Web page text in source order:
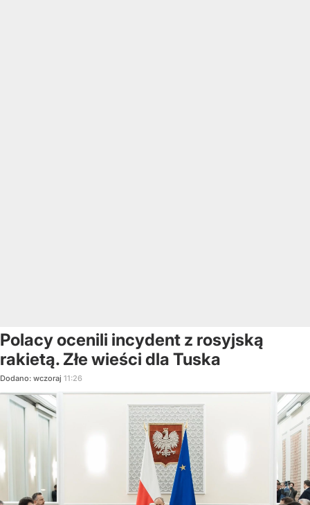
Polacy ocenili incydent z rosyjską
rakietą. Złe wieści dla Tuska
Dodano: wczoraj 11:26